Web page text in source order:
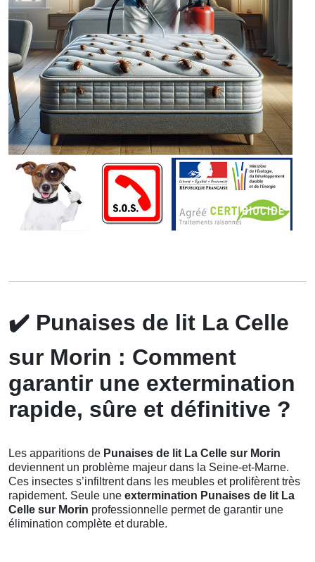
✔️ Punaises de lit La Celle
sur Morin : Comment
garantir une extermination
rapide, sûre et définitive ?
Les apparitions de Punaises de lit La Celle sur Morin
deviennent un problème majeur dans la Seine-et-Marne.
Ces insectes s’infiltrent dans les meubles et prolifèrent très
rapidement. Seule une extermination Punaises de lit La
Celle sur Morin professionnelle permet de garantir une
élimination complète et durable.